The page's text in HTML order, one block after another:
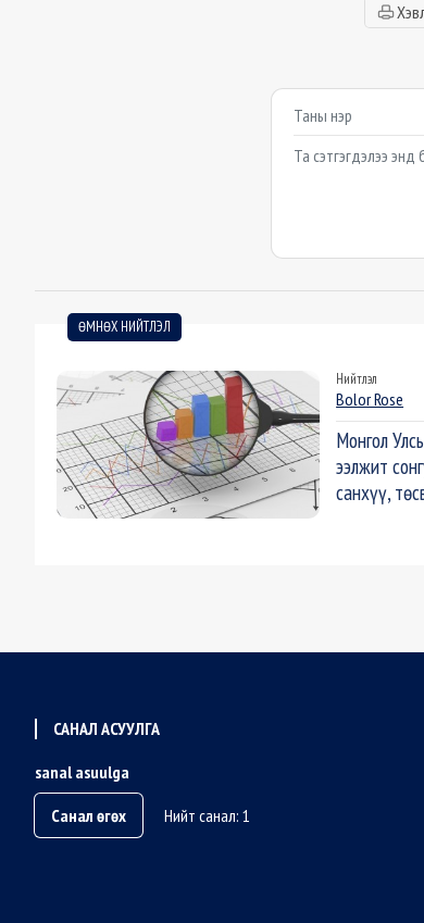
Сэтгэгдэл бичих
Example textarea
ӨМНӨХ НИЙТЛЭЛ
Нийтлэл
Bolor Rose
Монгол
ээлжит
санхүү,
САНАЛ АСУУЛГА
sanal asuulga
Санал өгөх
Нийт санал: 1